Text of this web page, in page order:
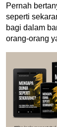
Indonesia
Istilah Ilmiah
Mitologi
Studi
Tubuh Manusia
panjang lebar,
seringkas...
digunakan
Pernah
seperti
bagi dalam
orang-orang